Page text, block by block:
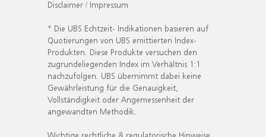
Disclaimer / Impressum
* Die UBS Echtzeit- Indikationen basieren auf
Quotierungen von UBS emittierten Index-
Produkten. Diese Produkte versuchen den
zugrundeliegenden Index im Verhältnis 1:1
nachzufolgen. UBS übernimmt dabei keine
Gewährleistung für die Genauigkeit,
Vollständigkeit oder Angemessenheit der
angewandten Methodik.